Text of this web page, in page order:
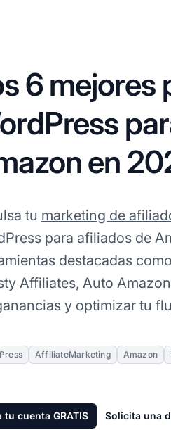
6 mejores
en
tu marketing de
para afiliados de
destacadas
Affiliates, Auto
y optimizar tu
AffiliateMarketing Amazon
tu cuenta GRATIS Solicita una